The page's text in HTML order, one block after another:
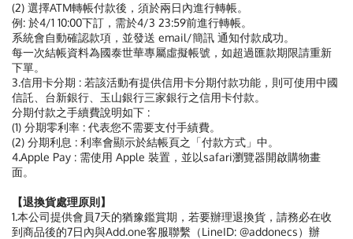
(2) 選擇ATM轉帳付款後，須於兩日內進行轉帳。
例: 於4/1 10:00下訂，需於4/3 23:59前進行轉帳。
系統會自動確認款項，並發送 email/簡訊 通知付款成功。
每一次結帳資料為國泰世華專屬虛擬帳號，如超過匯款期限請重新
下單。
3.信用卡分期 : 若該活動有提供信用卡分期付款功能，則可使用中國
信託、台新銀行、玉山銀行三家銀行之信用卡付款。
分期付款之手續費說明如下 :
(1) 分期零利率 : 代表您不需要支付手績費。
(2) 分期利息 : 利率會顯示於結帳頁之「付款方式」中。
4.Apple Pay : 需使用 Apple 裝置，並以safari瀏覽器開啟購物畫
面。
【退換貨處理原則】
1.本公司提供會員7天的猶豫鑑賞期，若要辦理退換貨，請務必在收
到商品後的7日內與Add.one客服聯繫（LineID: @addonecs）辦